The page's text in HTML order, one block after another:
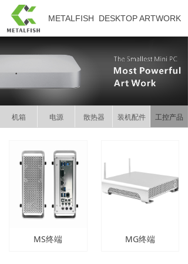
METALFISH DESKTOP ARTWORK
机箱 电源 散热器 装机配件 工控产品
MS终端 MG终端